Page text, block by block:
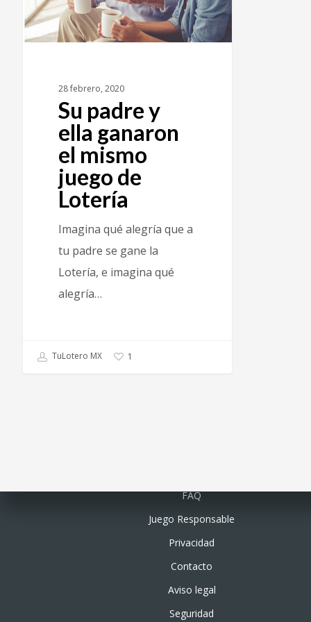
28 febrero, 2020
Su padre y
ella ganaron
el mismo
juego de
Lotería
Imagina qué alegría que a
tu padre se gane la
Lotería, e imagina qué
alegría…
TuLotero MX 1
FAQ
Juego Responsable
Privacidad
Contacto
Aviso legal
Seguridad